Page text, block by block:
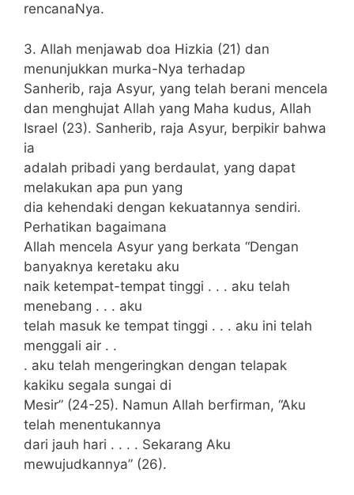
rencanaNya.
3. Allah menjawab doa Hizkia (21) dan
menunjukkan murka-Nya terhadap
Sanherib, raja Asyur, yang telah berani mencela
dan menghujat Allah yang Maha kudus, Allah
Israel (23). Sanherib, raja Asyur, berpikir bahwa
ia
adalah pribadi yang berdaulat, yang dapat
melakukan apa pun yang
dia kehendaki dengan kekuatannya sendiri.
Perhatikan bagaimana
Allah mencela Asyur yang berkata “Dengan
banyaknya keretaku aku
naik ketempat-tempat tinggi . . . aku telah
menebang . . . aku
telah masuk ke tempat tinggi . . . aku ini telah
menggali air . .
. aku telah mengeringkan dengan telapak
kakiku segala sungai di
Mesir” (24-25). Namun Allah berfirman, “Aku
telah menentukannya
dari jauh hari . . . . Sekarang Aku
mewujudkannya” (26).